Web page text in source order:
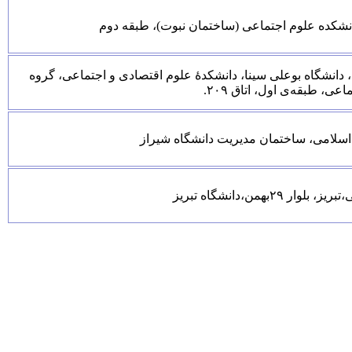
دانشکده علوم اجتماعی (ساختمان نبوت)، طبقه دوم
دانشگاه بوعلی سینا، دانشکدۀ علوم اقتصادی و اجتماعی، گروه
طبقه‌ی اول، اتاق ۲۰۹.
ساختمان مدیریت دانشگاه شیراز
۲۹بهمن،دانشگاه تبریز